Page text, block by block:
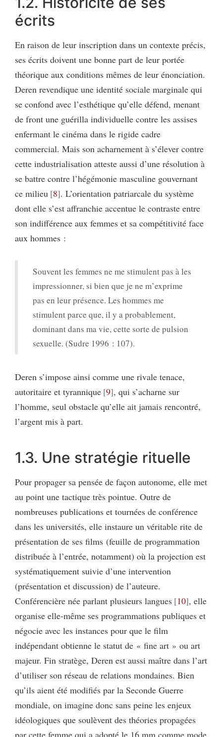
écrits
En raison de leur inscription dans un contexte précis,
ses écrits doivent une bonne part de leur portée
théorique aux conditions mêmes de leur énonciation.
Deren revendique une identité sociale marginale qui
se confond avec l’esthétique qu’elle défend, menant
de front une guérilla individuelle contre les assises
enfermant le cinéma dans le rigide cadre
commercial. Mais son acharnement à s’élever contre
cette industrialisation atteste aussi d’une résolution à
se battre contre l’hégémonie masculine gouvernant
ce milieu 8 . L’orientation patriarcale du système
dont elle s’est affranchie accentue le contraste entre
son indifférence aux femmes et sa compétitivité face
aux hommes :
Souvent les femmes ne me stimulent pas à les
impressionner, si bien que je ne m’exprime
pas en leur présence. Les hommes me
stimulent parce que, il y a probablement,
dominant dans ma vie, cette sorte de pulsion
sexuelle. (Sudre 1996 : 107).
Deren s’impose ainsi comme une rivale tenace,
autoritaire et tyrannique 9 , qui s’acharne sur
l’homme, seul obstacle qu’elle ait jamais rencontré,
l’argent mis à part.
1.3. Une stratégie rituelle
Pour propager sa pensée de façon autonome, elle met
au point une tactique très pointue. Outre de
nombreuses publications et tournées de conférence
dans les universités, elle instaure un véritable rite de
présentation de ses films (feuille de programmation
distribuée à l’entrée, notamment) où la projection est
systématiquement suivie d’une intervention
(présentation et discussion) de l’auteure.
Conférencière née parlant plusieurs langues 10 , elle
organise elle-même ses programmations publiques et
négocie avec les instances pour que le film
indépendant obtienne le statut de « fine art » ou art
majeur. Fin stratège, Deren est aussi maître dans l’art
d’utiliser son réseau de relations mondaines. Bien
qu’ils aient été modifiés par la Seconde Guerre
mondiale, on imagine donc sans peine les enjeux
idéologiques que soulèvent des théories propagées
par cette femme qui a adopté le 16 mm comme mode